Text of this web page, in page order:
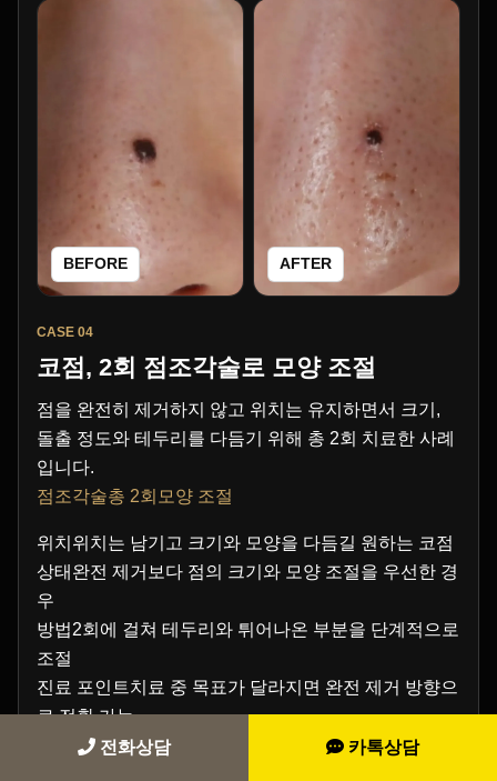
BEFORE AFTER
CASE 04
코점, 2회 점조각술로 모양 조절
점을 완전히 제거하지 않고 위치는 유지하면서 크기,
돌출 정도와 테두리를 다듬기 위해 총 2회 치료한 사례
입니다.
점조각술총 2회모양 조절
위치위치는 남기고 크기와 모양을 다듬길 원하는 코점
상태완전 제거보다 점의 크기와 모양 조절을 우선한 경
우
방법2회에 걸쳐 테두리와 튀어나온 부분을 단계적으로
조절
진료 포인트치료 중 목표가 달라지면 완전 제거 방향으
로 전환 가능
카톡상담
전화상담